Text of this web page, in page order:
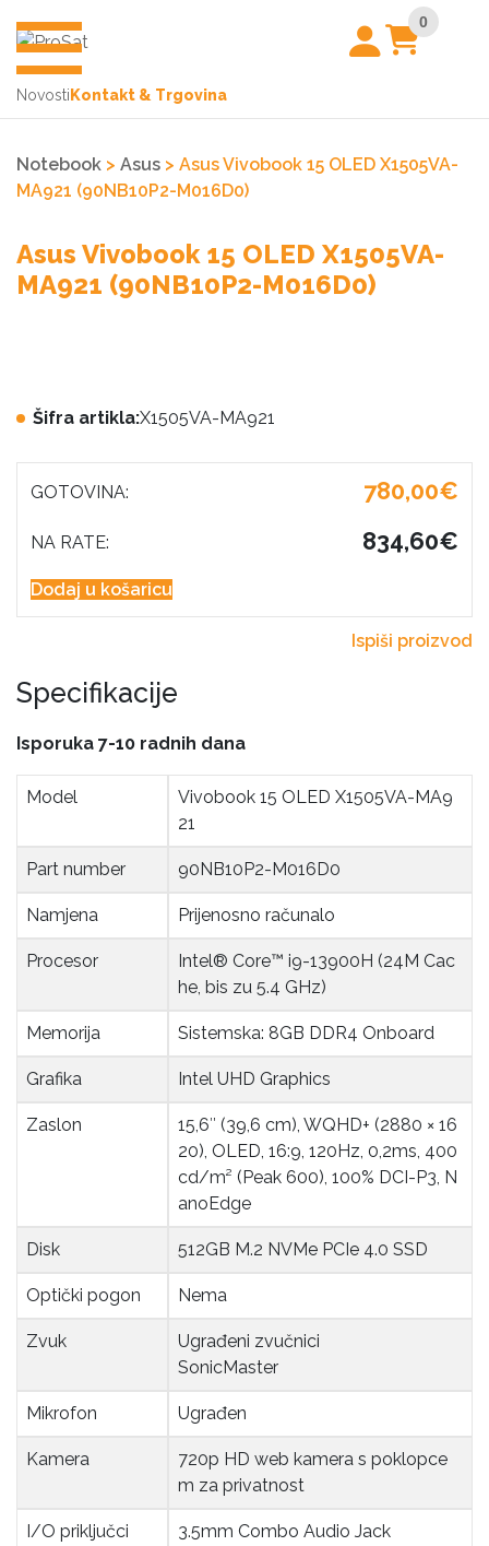
0
Novosti Kontakt & Trgovina
Notebook > Asus > Asus Vivobook 15 OLED X1505VA-
MA921 (90NB10P2-M016D0)
Asus Vivobook 15 OLED X1505VA-
MA921 (90NB10P2-M016D0)
Šifra artikla:X1505VA-MA921
GOTOVINA: 780,00€
NA RATE: 834,60€
Dodaj u košaricu
Ispiši proizvod
Specifikacije
Isporuka 7-10 radnih dana
Model
Vivobook 15 OLED X1505VA-MA9
21
Part number 90NB10P2-M016D0
Namjena Prijenosno računalo
Procesor
Intel® Core™ i9-13900H (24M Cac
he, bis zu 5.4 GHz)
Memorija Sistemska: 8GB DDR4 Onboard
Grafika Intel UHD Graphics
Zaslon
15,6″ (39,6 cm), WQHD+ (2880 × 16
20), OLED, 16:9, 120Hz, 0,2ms, 400
cd/m² (Peak 600), 100% DCI-P3, N
anoEdge
Disk 512GB M.2 NVMe PCIe 4.0 SSD
Optički pogon Nema
Zvuk
Ugrađeni zvučnici
SonicMaster
Mikrofon Ugrađen
Kamera
720p HD web kamera s poklopce
m za privatnost
I/O priključci
3.5mm Combo Audio Jack